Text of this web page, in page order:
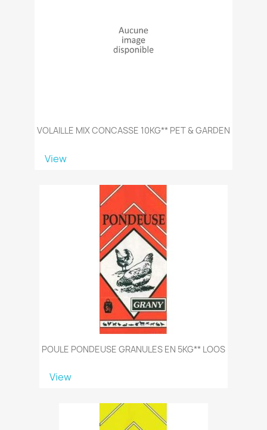
VOLAILLE MIX CONCASSE 10KG** PET & GARDEN
View
POULE PONDEUSE GRANULES EN 5KG** LOOS
View